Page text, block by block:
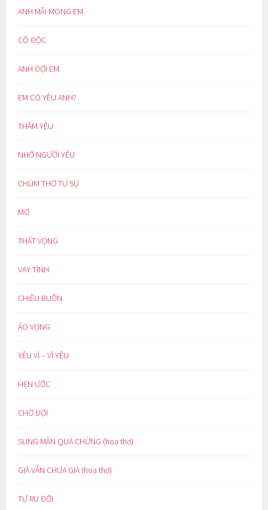
ANH MÃI MONG EM
CÔ ĐỘC
ANH ĐỢI EM
EM CÓ YÊU ANH?
THẦM YÊU
NHỚ NGƯỜI YÊU
CHÙM THƠ TỰ SỰ
MƠ
THẤT VỌNG
VAY TÌNH
CHIỀU BUỒN
ẢO VỌNG
YÊU VÌ – VÌ YÊU
HẸN ƯỚC
CHỜ ĐỢI
SUNG MÃN QUÁ CHỪNG (hoạ thơ)
GIÀ VẪN CHƯA GIÀ (hoạ thơ)
TỰ RU ĐỜI